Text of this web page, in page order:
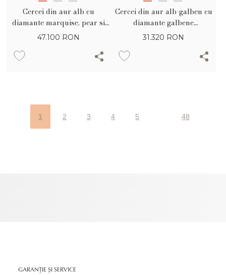
Cercei din aur alb cu
diamante marquise, pear si
rotunde de 2.82ct
47.100 RON
Cercei din aur alb-galben cu
diamante galbene
rectangulare si rotunde de
31.320 RON
1 2 3 4 5 48
GARANȚIE ȘI SERVICE